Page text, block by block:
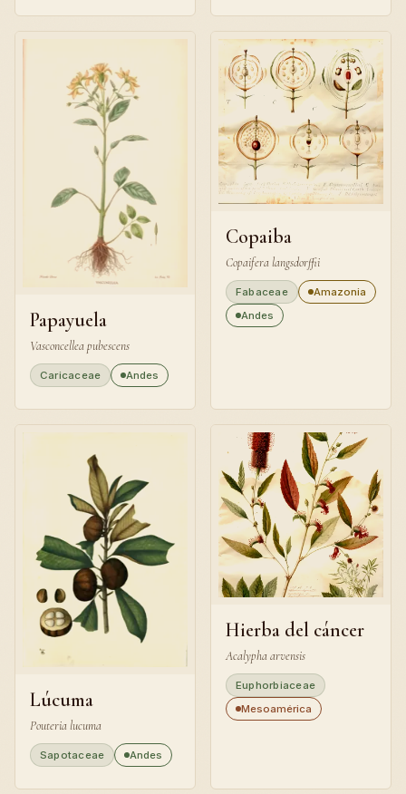
Papayuela
Vasconcellea pubescens
Caricaceae Andes
Copaiba
Copaifera langsdorffii
Fabaceae
Amazonia
Andes
Lúcuma
Pouteria lucuma
Sapotaceae Andes
Hierba del cáncer
Acalypha arvensis
Euphorbiaceae
Mesoamérica